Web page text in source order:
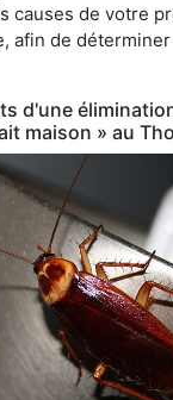
causes de votre
afin de
d'une
maison » au